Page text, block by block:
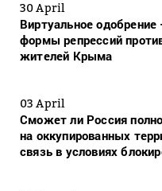
30 April
Виртуальное
формы репрессий
жителей Крыма
03 April
Сможет ли Россия
на оккупированных
связь в условиях